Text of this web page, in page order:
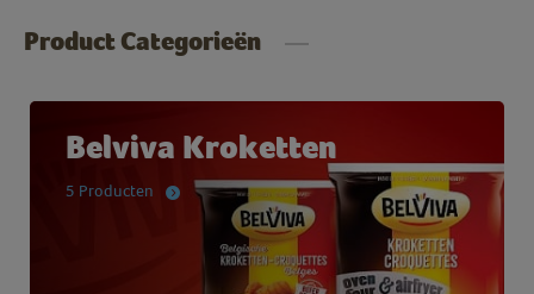
Product Categorieën
Belviva Kroketten
5 Producten